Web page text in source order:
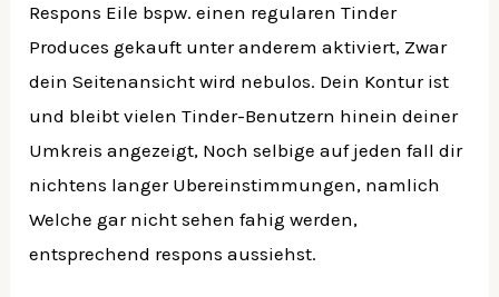
Respons Eile bspw. einen regularen Tinder
Produces gekauft unter anderem aktiviert, Zwar
dein Seitenansicht wird nebulos. Dein Kontur ist
und bleibt vielen Tinder-Benutzern hinein deiner
Umkreis angezeigt, Noch selbige auf jeden fall dir
nichtens langer Ubereinstimmungen, namlich
Welche gar nicht sehen fahig werden,
entsprechend respons aussiehst.